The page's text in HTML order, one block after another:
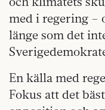
med i regering –
länge som det
En källa med
Fokus att det